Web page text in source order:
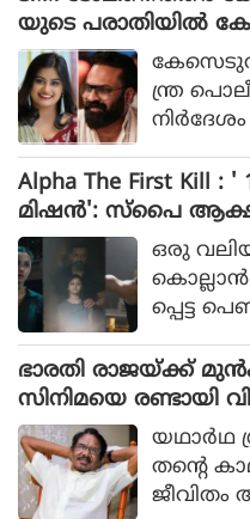
യ്ക്ക്
യുടെ പരാതിയിൽ
ന്ത്ര
നിർദേശം
Alpha The First Kill : ' 18 വയസ്സ്, നിന്റെ ആദ്യ
മിഷന്‍': സ്‌പൈ
യായി ആലിയ,
ഒരു
കൊല്ലാന്‍
പ്പെട്ട
ഭാരതി രാജയ്ക്ക്
സിനിമയെ രണ്ടായി
ഭാരതി രാജ വിട
യഥാര്‍ഥ
തന്റെ
ജീവിതം